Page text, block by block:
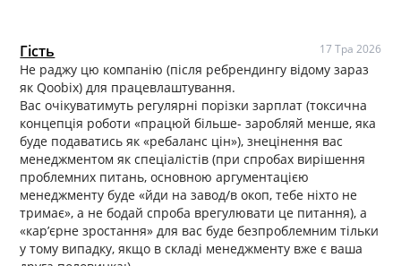
Гість 17 Тра 2026
Не раджу цю компанію (після ребрендингу відому зараз
як Qoobix) для працевлаштування.
Вас очікуватимуть регулярні порізки зарплат (токсична
концепція роботи «працюй більше- заробляй менше, яка
буде подаватись як «ребаланс цін»), знецінення вас
менеджментом як спеціалістів (при спробах вирішення
проблемних питань, основною аргументацією
менеджменту буде «йди на завод/в окоп, тебе ніхто не
тримає», а не бодай спроба врегулювати це питання), а
«карʼєрне зростання» для вас буде безпроблемним тільки
у тому випадку, якщо в складі менеджменту вже є ваша